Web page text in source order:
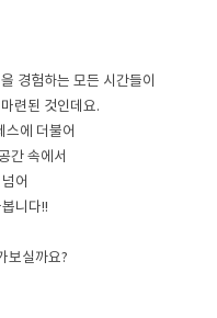
경험하는 모든 시간들이
련된 것인데요.
스에 더불어
간 속에서
어
니다!!
보실까요?